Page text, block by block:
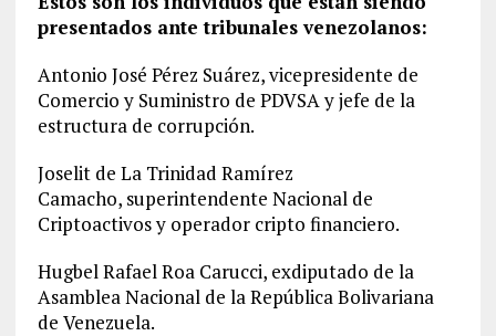
presentados ante tribunales venezolanos:
Antonio José Pérez Suárez, vicepresidente de
Comercio y Suministro de PDVSA y jefe de la
estructura de corrupción.
Joselit de La Trinidad Ramírez
Camacho, superintendente Nacional de
Criptoactivos y operador cripto financiero.
Hugbel Rafael Roa Carucci, exdiputado de la
Asamblea Nacional de la República Bolivariana
de Venezuela.